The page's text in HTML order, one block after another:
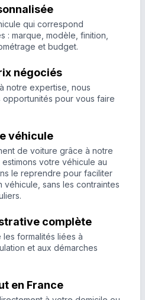
qui correspond
: marque, modèle, finition,
et budget.
négociés
notre expertise, nous
pour vous faire
véhicule
de voiture grâce à notre
votre véhicule au
le reprendre pour faciliter
sans les contraintes
complète
formalités liées à
et aux démarches
en France